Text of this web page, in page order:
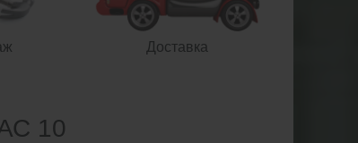
Доставка
10